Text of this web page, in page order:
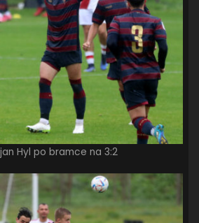
Hyl po bramce na 3:2